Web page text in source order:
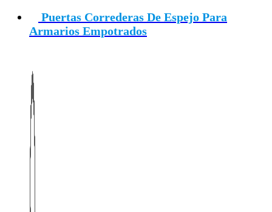
Puertas Correderas De Espejo Para
Armarios Empotrados